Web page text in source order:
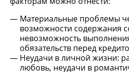
Материальные проблемы
возможности содержания
невозможность
обязательств перед
Неудачи в личной жизни:
любовь, неудачи в